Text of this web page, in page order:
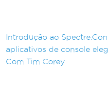
Introdução ao
aplicativos de console
Com Tim Corey